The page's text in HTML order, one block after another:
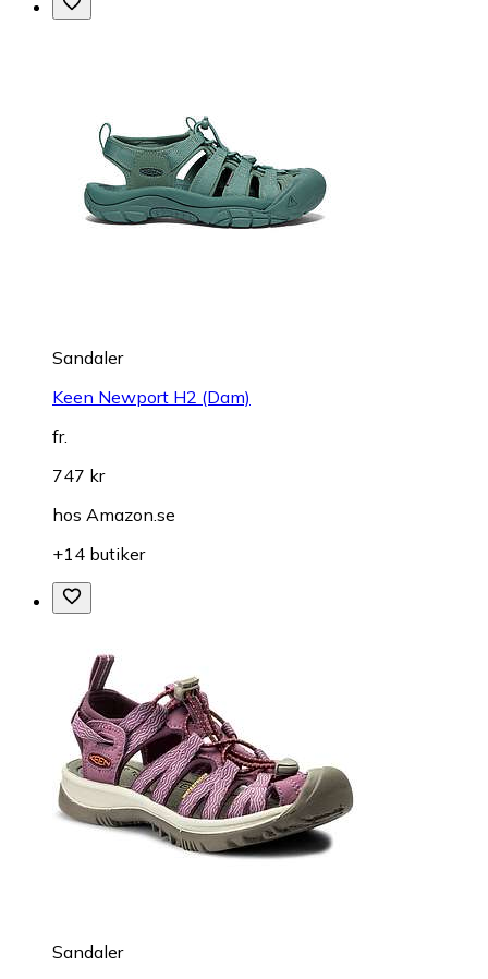
Sandaler
Keen Newport H2 (Dam)
fr.
747 kr
hos Amazon.se
+14 butiker
Sandaler